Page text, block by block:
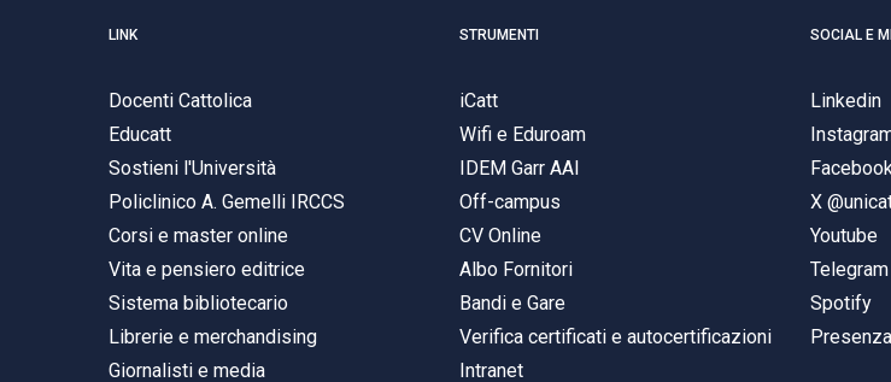
LINK
Docenti Cattolica
Educatt
Sostieni l'Università
Policlinico A. Gemelli IRCCS
Corsi e master online
Vita e pensiero editrice
Sistema bibliotecario
Librerie e merchandising
Giornalisti e media
STRUMENTI
iCatt
Wifi e Eduroam
IDEM Garr AAI
Off-campus
CV Online
Albo Fornitori
Bandi e Gare
Verifica certificati e autocertificazioni
Intranet
SOCIAL E
Linkedin
X
Youtube
Telegram
Spotify
Presenza